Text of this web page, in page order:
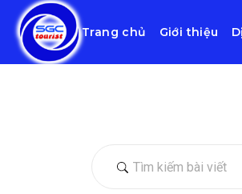
Trang chủ Giới thiệu